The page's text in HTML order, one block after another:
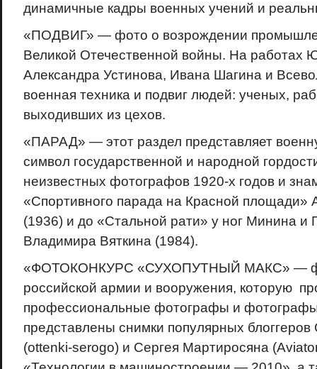
динамичные кадры военных учений и
«ПОДВИГ» — фото о возрождении
Великой Отечественной войны. На работах
Александра Устинова, Ивана Шагина и
военная техника и подвиг людей: ученых,
выходивших из цехов.
«ПАРАД» — этот раздел представляет
символ государственной и народной
неизвестных фотографов 1920-х годов и
«Спортивного парада на Красной площади»
(1936) и до «Стальной рати» у ног Минина и
Владимира Вяткина (1984).
«ФОТОКОНКУРС «СУХОПУТНЫЙ МАКС» —
российской армии и вооружения, которую
профессиональные фотографы и
представлены снимки популярных
(ottenki-serogo) и Сергея Мартиросяна